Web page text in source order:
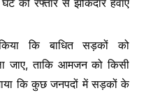
की रफ्तार से झोंकेदार हवाएं
किया कि बाधित सड़कों को
जाए, ताकि आमजन को किसी
कि कुछ जनपदों में सड़कों के